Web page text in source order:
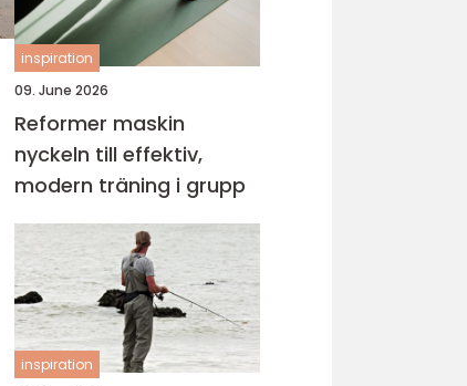
inspiration
09. June 2026
Reformer maskin
nyckeln till effektiv,
modern träning i grupp
inspiration